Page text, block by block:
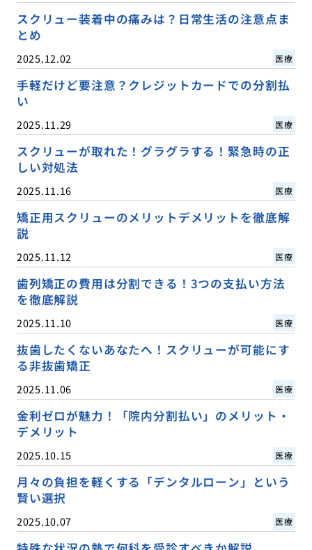
スクリュー装着中の痛みは？日常生活の注意点ま
とめ
2025.12.02 医療
手軽だけど要注意？クレジットカードでの分割払
い
2025.11.29 医療
スクリューが取れた！グラグラする！緊急時の正
しい対処法
2025.11.16 医療
矯正用スクリューのメリットデメリットを徹底解
説
2025.11.12 医療
歯列矯正の費用は分割できる！3つの支払い方法
を徹底解説
2025.11.10 医療
抜歯したくないあなたへ！スクリューが可能にす
る非抜歯矯正
2025.11.06 医療
金利ゼロが魅力！「院内分割払い」のメリット・
デメリット
2025.10.15 医療
月々の負担を軽くする「デンタルローン」という
賢い選択
2025.10.07 医療